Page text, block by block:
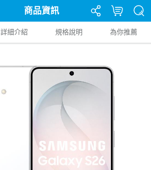
商品資訊
詳細介紹 規格說明 為你推薦